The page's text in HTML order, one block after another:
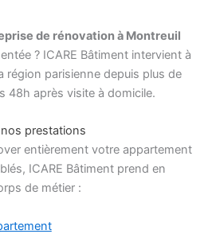
de rénovation à Montreuil
? ICARE Bâtiment intervient à
région parisienne depuis plus de
48h après visite à domicile.
prestations
entièrement votre appartement
ICARE Bâtiment prend en
de métier :